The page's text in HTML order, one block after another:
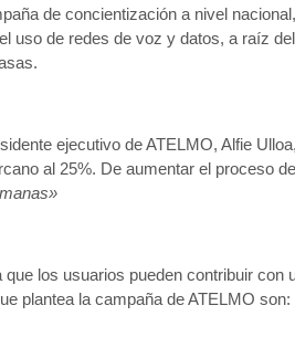
de concientización a nivel
uso de redes de voz y datos, a raíz
ejecutivo de ATELMO, Alfie
al 25%. De aumentar el proceso
que los usuarios pueden contribuir
plantea la campaña de ATELMO son: